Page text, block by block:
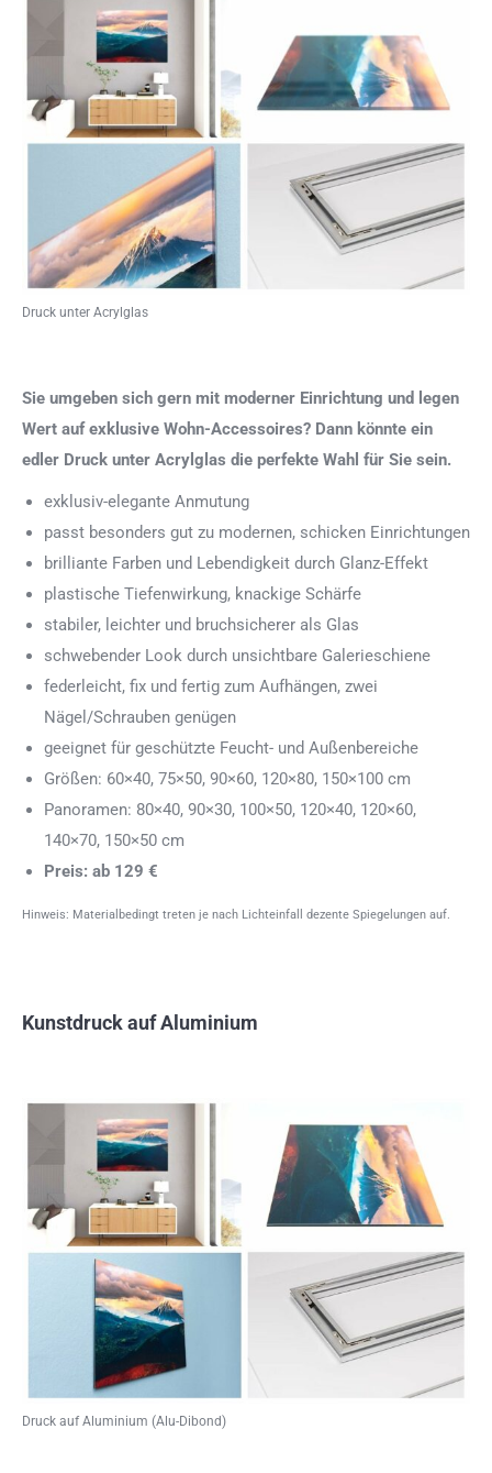
Druck unter Acrylglas
Sie umgeben sich gern mit moderner Einrichtung und legen
Wert auf exklusive Wohn-Accessoires? Dann könnte ein
edler Druck unter Acrylglas die perfekte Wahl für Sie sein.
exklusiv-elegante Anmutung
passt besonders gut zu modernen, schicken Einrichtungen
brilliante Farben und Lebendigkeit durch Glanz-Effekt
plastische Tiefenwirkung, knackige Schärfe
stabiler, leichter und bruchsicherer als Glas
schwebender Look durch unsichtbare Galerieschiene
federleicht, fix und fertig zum Aufhängen, zwei
Nägel/Schrauben genügen
geeignet für geschützte Feucht- und Außenbereiche
Größen: 60×40, 75×50, 90×60, 120×80, 150×100 cm
Panoramen: 80×40, 90×30, 100×50, 120×40, 120×60,
140×70, 150×50 cm
Preis: ab 129 €
Hinweis: Materialbedingt treten je nach Lichteinfall dezente Spiegelungen auf.
Kunstdruck auf Aluminium
Druck auf Aluminium (Alu-Dibond)